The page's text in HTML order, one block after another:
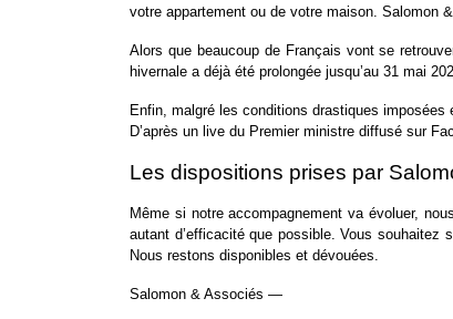
votre appartement ou de votre maison. Salomon
Alors que beaucoup de Français vont se
hivernale a déjà été prolongée jusqu’au 31 mai
Enfin, malgré les conditions drastiques
D’après un live du Premier ministre diffusé sur
Les dispositions prises par
Même si notre accompagnement va évoluer,
autant d’efficacité que possible. Vous souhaitez
Nous restons disponibles et dévouées.
Salomon & Associés —